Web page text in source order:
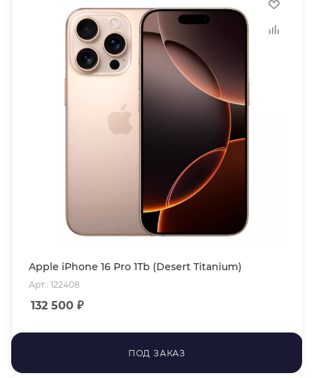
Apple iPhone 16 Pro 1Tb (Desert Titanium)
Арт.: 122408
132 500 ₽
ПОД ЗАКАЗ